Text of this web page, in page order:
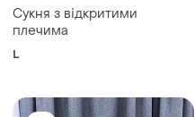
Сукня з відкритими
плечима
L